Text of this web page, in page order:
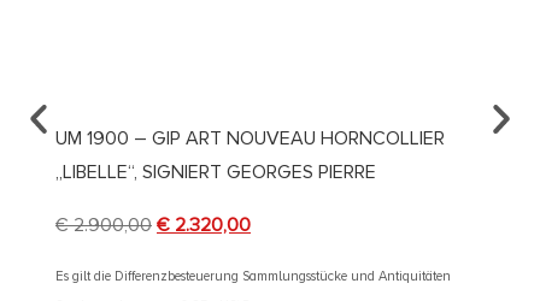
UM 1900 – GIP ART NOUVEAU HORNCOLLIER
„LIBELLE“, SIGNIERT GEORGES PIERRE
€2.900,00 € 2.320,00
Es gilt die Differenzbesteuerung Sammlungsstücke und Antiquitäten
UM